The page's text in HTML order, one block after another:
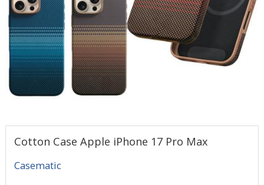
Cotton Case Apple iPhone 17 Pro Max
Casematic